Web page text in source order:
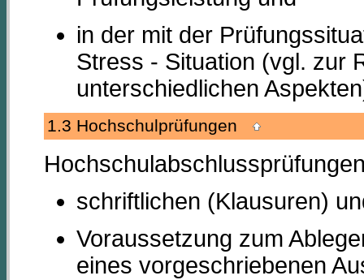
in der mit der
Stress - Situation (vgl. zur
unterschiedlichen
1.3 Hochschulprüfungen
schriftlichen (Klausuren)
Voraussetzung zum
eines vorgeschriebenen